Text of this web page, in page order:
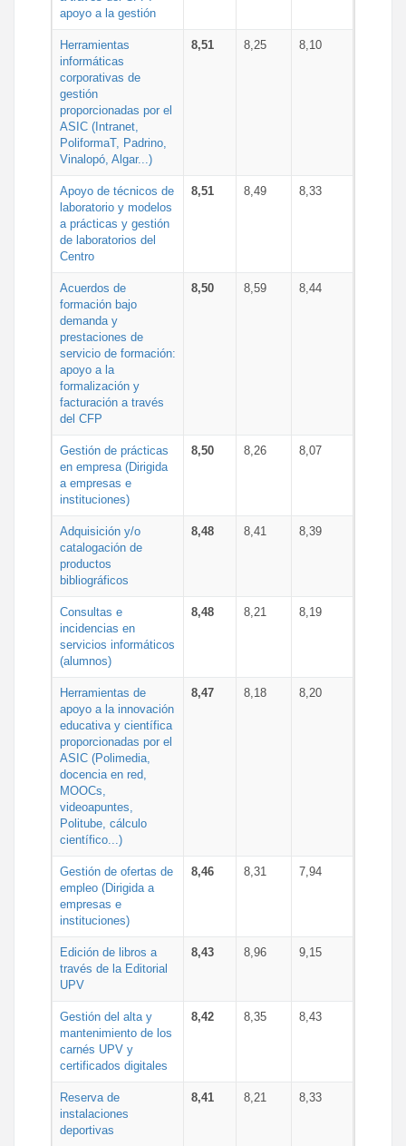
apoyo a la gestión
Herramientas
informáticas
corporativas de
gestión
proporcionadas por el
ASIC (Intranet,
PoliformaT, Padrino,
Vinalopó, Algar...)
8,51 8,25 8,10
Apoyo de técnicos de
laboratorio y modelos
a prácticas y gestión
de laboratorios del
Centro
8,51 8,49 8,33
Acuerdos de
formación bajo
demanda y
prestaciones de
servicio de formación:
apoyo a la
formalización y
facturación a través
del CFP
8,50 8,59 8,44
Gestión de prácticas
en empresa (Dirigida
a empresas e
instituciones)
8,50 8,26 8,07
Adquisición y/o
catalogación de
productos
bibliográficos
8,48 8,41 8,39
Consultas e
incidencias en
servicios informáticos
(alumnos)
8,48 8,21 8,19
Herramientas de
apoyo a la innovación
educativa y científica
proporcionadas por el
ASIC (Polimedia,
docencia en red,
MOOCs,
videoapuntes,
Politube, cálculo
científico...)
8,47 8,18 8,20
Gestión de ofertas de
empleo (Dirigida a
empresas e
instituciones)
8,46 8,31 7,94
Edición de libros a
través de la Editorial
UPV
8,43 8,96 9,15
Gestión del alta y
mantenimiento de los
carnés UPV y
certificados digitales
8,42 8,35 8,43
Reserva de
instalaciones
deportivas
8,41 8,21 8,33